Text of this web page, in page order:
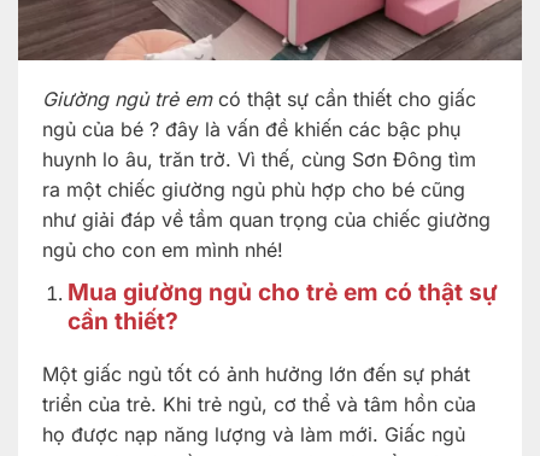
Giường ngủ trẻ em có thật sự cần thiết cho giấc
ngủ của bé ? đây là vấn đề khiến các bậc phụ
huynh lo âu, trăn trở. Vì thế, cùng Sơn Đông tìm
ra một chiếc giường ngủ phù hợp cho bé cũng
như giải đáp về tầm quan trọng của chiếc giường
ngủ cho con em mình nhé!
Mua giường ngủ cho trẻ em có thật sự
cần thiết?
Một giấc ngủ tốt có ảnh hưởng lớn đến sự phát
triển của trẻ. Khi trẻ ngủ, cơ thể và tâm hồn của
họ được nạp năng lượng và làm mới. Giấc ngủ